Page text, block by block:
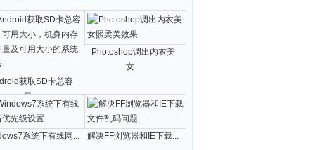
获取SD卡总容
量...
Photoshop调出内衣美
女...
系统下有线网... 解决FF浏览器和IE下载...